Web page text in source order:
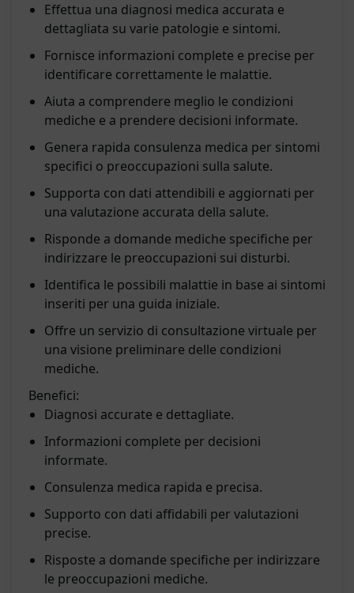
Effettua una diagnosi medica accurata e
dettagliata su varie patologie e sintomi.
Fornisce informazioni complete e precise per
identificare correttamente le malattie.
Aiuta a comprendere meglio le condizioni
mediche e a prendere decisioni informate.
Genera rapida consulenza medica per sintomi
specifici o preoccupazioni sulla salute.
Supporta con dati attendibili e aggiornati per
una valutazione accurata della salute.
Risponde a domande mediche specifiche per
indirizzare le preoccupazioni sui disturbi.
Identifica le possibili malattie in base ai sintomi
inseriti per una guida iniziale.
Offre un servizio di consultazione virtuale per
una visione preliminare delle condizioni
mediche.
Benefici:
Diagnosi accurate e dettagliate.
Informazioni complete per decisioni
informate.
Consulenza medica rapida e precisa.
Supporto con dati affidabili per valutazioni
precise.
Risposte a domande specifiche per indirizzare
le preoccupazioni mediche.